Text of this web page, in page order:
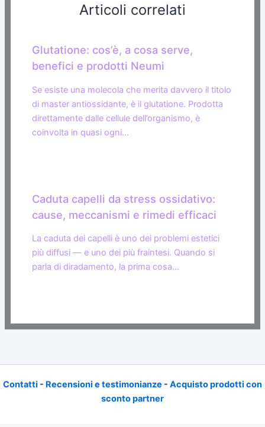
Articoli correlati
Glutatione: cos’è, a cosa serve,
benefici e prodotti Neumi
Se esiste una molecola che merita davvero il titolo
di master antiossidante, è il glutatione. Prodotta
direttamente dalle cellule dell’organismo, è
coinvolta in quasi ogni…
Caduta capelli da stress ossidativo:
cause, meccanismi e rimedi efficaci
La caduta dei capelli è uno dei problemi estetici
più diffusi — e uno dei più fraintesi. Quando si
parla di diradamento, la prima cosa…
Contatti - Recensioni e testimonianze - Acquisto prodotti con
sconto partner